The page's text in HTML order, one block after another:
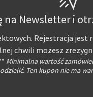
na Newsletter i
Rejestracja jest
chwili możesz
Minimalna wartość
Ten kupon nie ma